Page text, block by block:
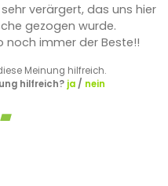
verärgert, das uns hier
gezogen wurde.
noch immer der Beste!!
Meinung hilfreich.
hilfreich? ja/ nein